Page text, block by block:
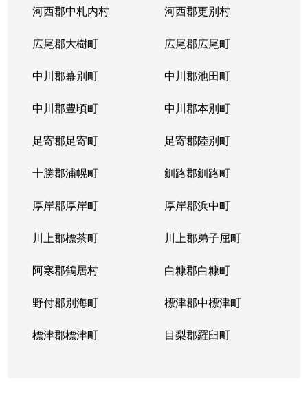
河西郡中札内村 河西郡更別村
広尾郡大樹町 広尾郡広尾町
中川郡幕別町 中川郡池田町
中川郡豊頃町 中川郡本別町
足寄郡足寄町 足寄郡陸別町
十勝郡浦幌町 釧路郡釧路町
厚岸郡厚岸町 厚岸郡浜中町
川上郡標茶町 川上郡弟子屈町
阿寒郡鶴居村 白糠郡白糠町
野付郡別海町 標津郡中標津町
標津郡標津町 目梨郡羅臼町